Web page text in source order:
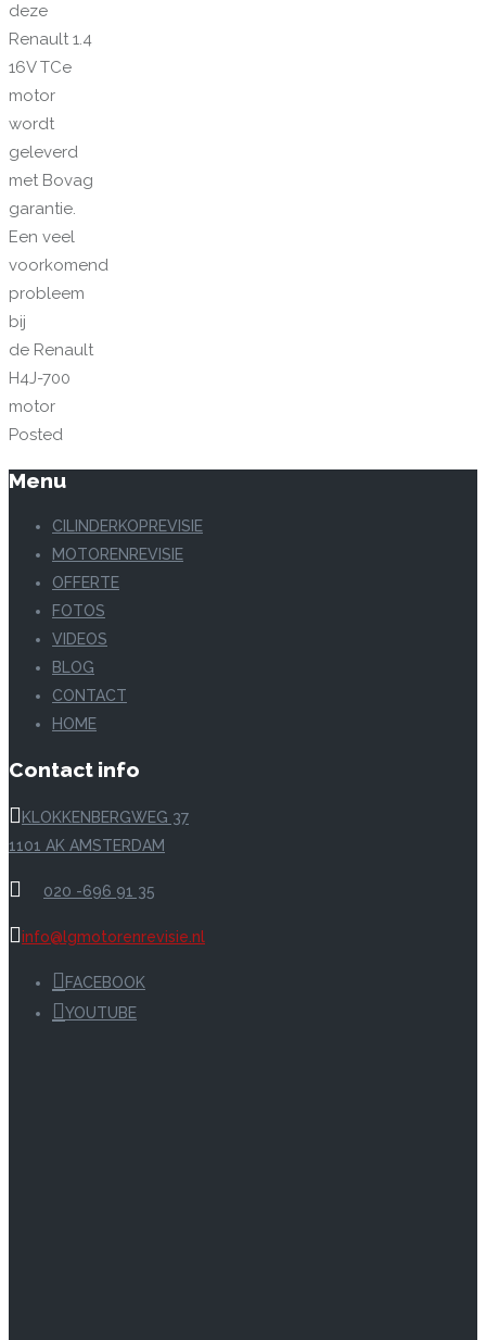
deze
Renault 1.4
16V TCe
motor
wordt
geleverd
met Bovag
garantie.
Een veel
voorkomend
probleem
bij
de Renault
H4J-700
motor
Posted
Menu
CILINDERKOPREVISIE
MOTORENREVISIE
OFFERTE
FOTOS
VIDEOS
BLOG
CONTACT
HOME
Contact info
KLOKKENBERGWEG 37
1101 AK AMSTERDAM
020 -696 91 35
info@lgmotorenrevisie.nl
FACEBOOK
YOUTUBE